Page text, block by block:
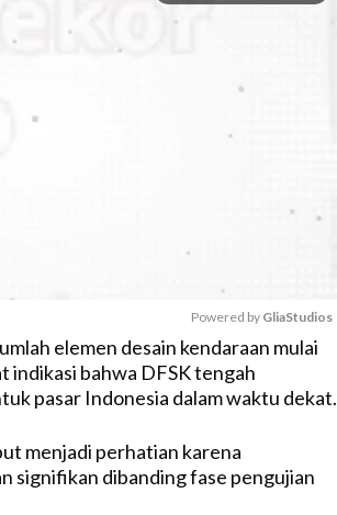
M
u
e
Powered by GliaStudios
elemen desain kendaraan mulai
indikasi bahwa DFSK tengah
pasar Indonesia dalam waktu dekat.
menjadi perhatian karena
signifikan dibanding fase pengujian